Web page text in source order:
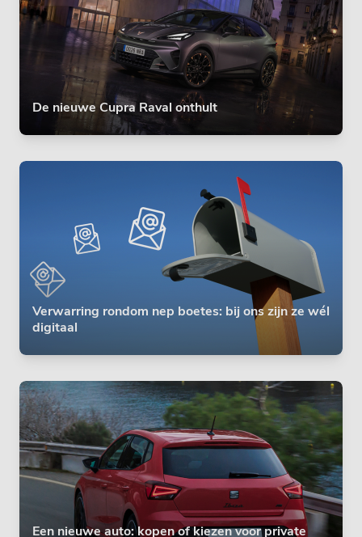
De nieuwe Cupra Raval onthult
Verwarring rondom nep boetes: bij ons zijn ze wél
digitaal
Een nieuwe auto: kopen of kiezen voor private